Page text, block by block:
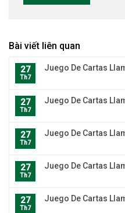
Bài viết liên quan
27
Th7
Juego De Cartas
27
Th7
Juego De Cartas
27
Th7
Juego De Cartas
27
Th7
Juego De Cartas
27
Th7
Juego De Cartas